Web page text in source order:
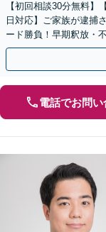
【初回相談30分無料
日対応】ご家族が逮捕
ード勝負！早期釈放・
【スピード対応】
電話でお問い